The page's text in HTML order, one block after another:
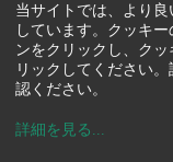
当サイトでは、より
しています。クッキ
ンをクリックし、ク
リックしてください
認ください。
詳細を見る ...